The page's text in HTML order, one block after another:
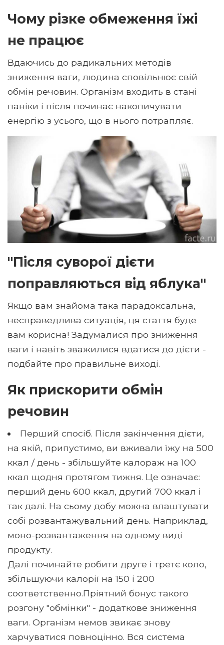
Чому різке обмеження їжі
не працює
Вдаючись до радикальних методів
зниження ваги, людина сповільнює свій
обмін речовин. Організм входить в стані
паніки і після починає накопичувати
енергію з усього, що в нього потрапляє.
"Після суворої дієти
поправляються від яблука"
Якщо вам знайома така парадоксальна,
несправедлива ситуація, ця стаття буде
вам корисна! Задумалися про зниження
ваги і навіть зважилися вдатися до дієти -
подбайте про правильне виході.
Як прискорити обмін
речовин
Перший спосіб. Після закінчення дієти,
на якій, припустимо, ви вживали їжу на 500
ккал / день - збільшуйте калораж на 100
ккал щодня протягом тижня. Це означає:
перший день 600 ккал, другий 700 ккал і
так далі. На сьому добу можна влаштувати
собі розвантажувальний день. Наприклад,
моно-розвантаження на одному виді
продукту.
Далі починайте робити друге і третє коло,
збільшуючи калорії на 150 і 200
соответственно.Пріятний бонус такого
розгону "обмінки" - додаткове зниження
ваги. Організм немов звикає знову
харчуватися повноцінно. Вся система